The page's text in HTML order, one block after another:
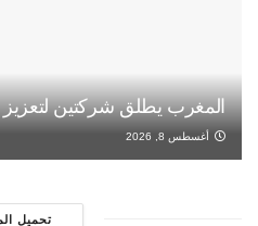
المغرب يطلق شركتين لتعزيز
أغسطس 8, 2026
تحميل